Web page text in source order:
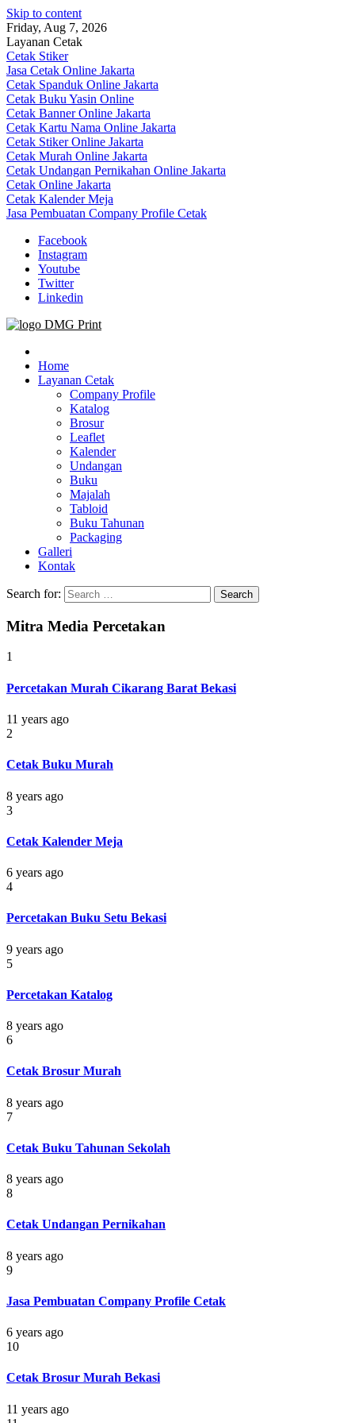
Skip to content
Friday, Aug 7, 2026
Layanan Cetak
Cetak Stiker
Jasa Cetak Online Jakarta
Cetak Spanduk Online Jakarta
Cetak Buku Yasin Online
Cetak Banner Online Jakarta
Cetak Kartu Nama Online Jakarta
Cetak Stiker Online Jakarta
Cetak Murah Online Jakarta
Cetak Undangan Pernikahan Online Jakarta
Cetak Online Jakarta
Cetak Kalender Meja
Jasa Pembuatan Company Profile Cetak
Facebook
Instagram
Youtube
Twitter
Linkedin
Jasa Cetak Online DMG Printing
Home
Layanan Cetak
Company Profile
Katalog
Brosur
Leaflet
Kalender
Undangan
Buku
Majalah
Tabloid
Buku Tahunan
Packaging
Galleri
Kontak
Search for:
Mitra Media Percetakan
1
Percetakan Murah Cikarang Barat Bekasi
11 years ago
2
Cetak Buku Murah
8 years ago
3
Cetak Kalender Meja
6 years ago
4
Percetakan Buku Setu Bekasi
9 years ago
5
Percetakan Katalog
8 years ago
6
Cetak Brosur Murah
8 years ago
7
Cetak Buku Tahunan Sekolah
8 years ago
8
Cetak Undangan Pernikahan
8 years ago
9
Jasa Pembuatan Company Profile Cetak
6 years ago
10
Cetak Brosur Murah Bekasi
11 years ago